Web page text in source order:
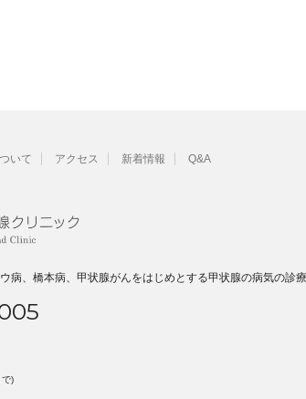
いて アクセス 新着情報 Q&A
、橋本病、甲状腺がんをはじめとする甲状腺の病気の診療
)